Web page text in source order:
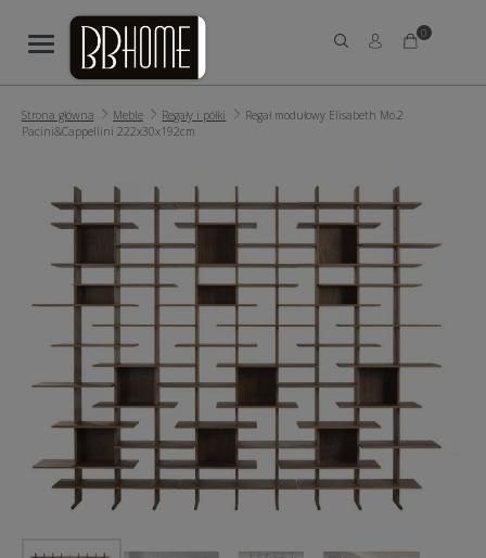
0
Strona główna Meble Regały i półki
Regał modułowy Elisabeth Mo.2
Pacini&Cappellini 222x30x192cm